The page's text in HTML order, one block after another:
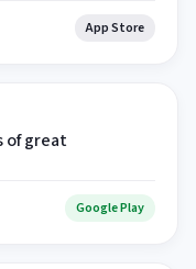
App Store
of great
Google Play